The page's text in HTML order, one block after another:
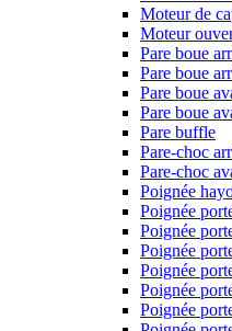
Moteur de
Moteur
Pare boue
Pare boue
Pare boue
Pare boue
Pare buffle
Pare-choc
Pare-choc
Poignée
Poignée
Poignée
Poignée
Poignée
Poignée
Poignée